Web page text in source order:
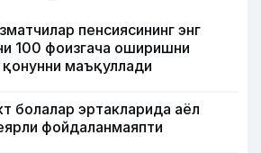
пенсиясининг энг
100 фоизгача оширишни
қонунни маъқуллади
болалар эртакларида аёл
фойдаланмаяпти